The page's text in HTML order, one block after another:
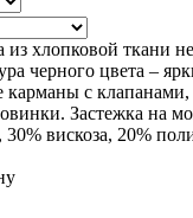
хлопковой ткани
черного цвета –
с
Застежка на
вискоза, 20%